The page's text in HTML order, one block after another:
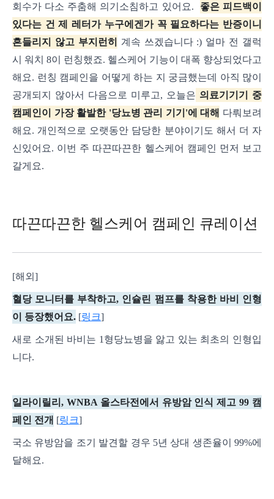
회수가 다소 주춤해 의기소침하고 있어요. 좋은 피드백이
있다는 건 제 레터가 누구에겐가 꼭 필요하다는 반증이니
흔들리지 않고 부지런히
계속 쓰겠습니다 :) 얼마 전 갤럭
시 워치 8이 런칭했죠. 헬스케어 기능이 대폭 향상되었다고
해요. 런칭 캠페인을 어떻게 하는 지 궁금했는데 아직 많이
공개되지 않아서 다음으로 미루고, 오늘은 의료기기기 중
캠페인이 가장 활발한 '당뇨병 관리 기기'에 대해 다뤄보려
해요. 개인적으로 오랫동안 담당한 분야이기도 해서 더 자
신있어요. 이번 주 따끈따끈한 헬스케어 캠페인 먼저 보고
갈게요.
따끈따끈한 헬스케어 캠페인 큐레이션
[해외]
혈당 모니터를 부착하고, 인슐린 펌프를 착용한 바비 인형
이 등장했어요. [링크]
새로 소개된 바비는 1형당뇨병을 앓고 있는 최초의 인형입
니다.
일라이릴리, WNBA 올스타전에서 유방암 인식 제고 99 캠
페인 전개 [링크]
국소 유방암을 조기 발견할 경우 5년 상대 생존율이 99%에
달해요.